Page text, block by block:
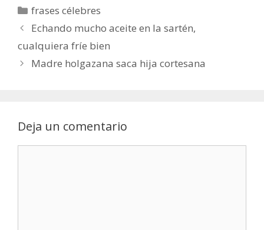
Categorías
frases célebres
Echando mucho aceite en la sartén,
cualquiera fríe bien
Madre holgazana saca hija cortesana
Deja un comentario